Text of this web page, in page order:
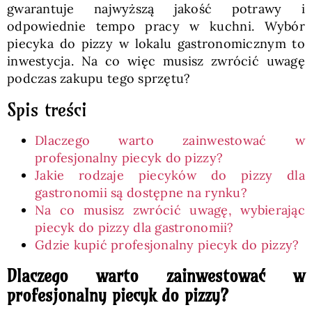
gwarantuje najwyższą jakość potrawy i
odpowiednie tempo pracy w kuchni. Wybór
piecyka do pizzy w lokalu gastronomicznym to
inwestycja. Na co więc musisz zwrócić uwagę
podczas zakupu tego sprzętu?
Spis treści
Dlaczego warto zainwestować w
profesjonalny piecyk do pizzy?
Jakie rodzaje piecyków do pizzy dla
gastronomii są dostępne na rynku?
Na co musisz zwrócić uwagę, wybierając
piecyk do pizzy dla gastronomii?
Gdzie kupić profesjonalny piecyk do pizzy?
Dlaczego warto zainwestować w
profesjonalny piecyk do pizzy?